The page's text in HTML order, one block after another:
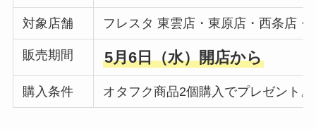
対象店舗 フレスタ 東雲店・東原店・西条店
販売期間 5月6日（水）開店から
購入条件 オタフク商品2個購入でプレゼント